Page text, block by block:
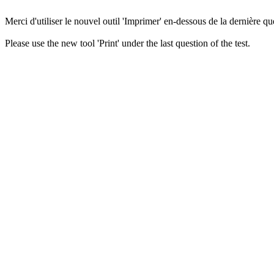
Merci d'utiliser le nouvel outil 'Imprimer' en-dessous de la dernière
Please use the new tool 'Print' under the last question of the test.